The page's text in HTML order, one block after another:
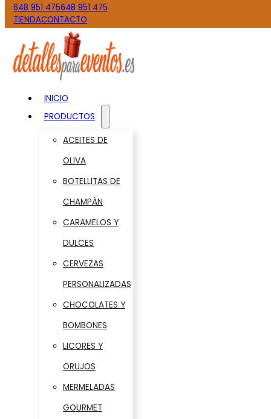
648 951 475648 951 475
TIENDACONTACTO
INICIO
PRODUCTOS
ACEITES DE
OLIVA
BOTELLITAS DE
CHAMPÁN
CARAMELOS Y
DULCES
CERVEZAS
PERSONALIZADAS
CHOCOLATES Y
BOMBONES
LICORES Y
ORUJOS
MERMELADAS
GOURMET